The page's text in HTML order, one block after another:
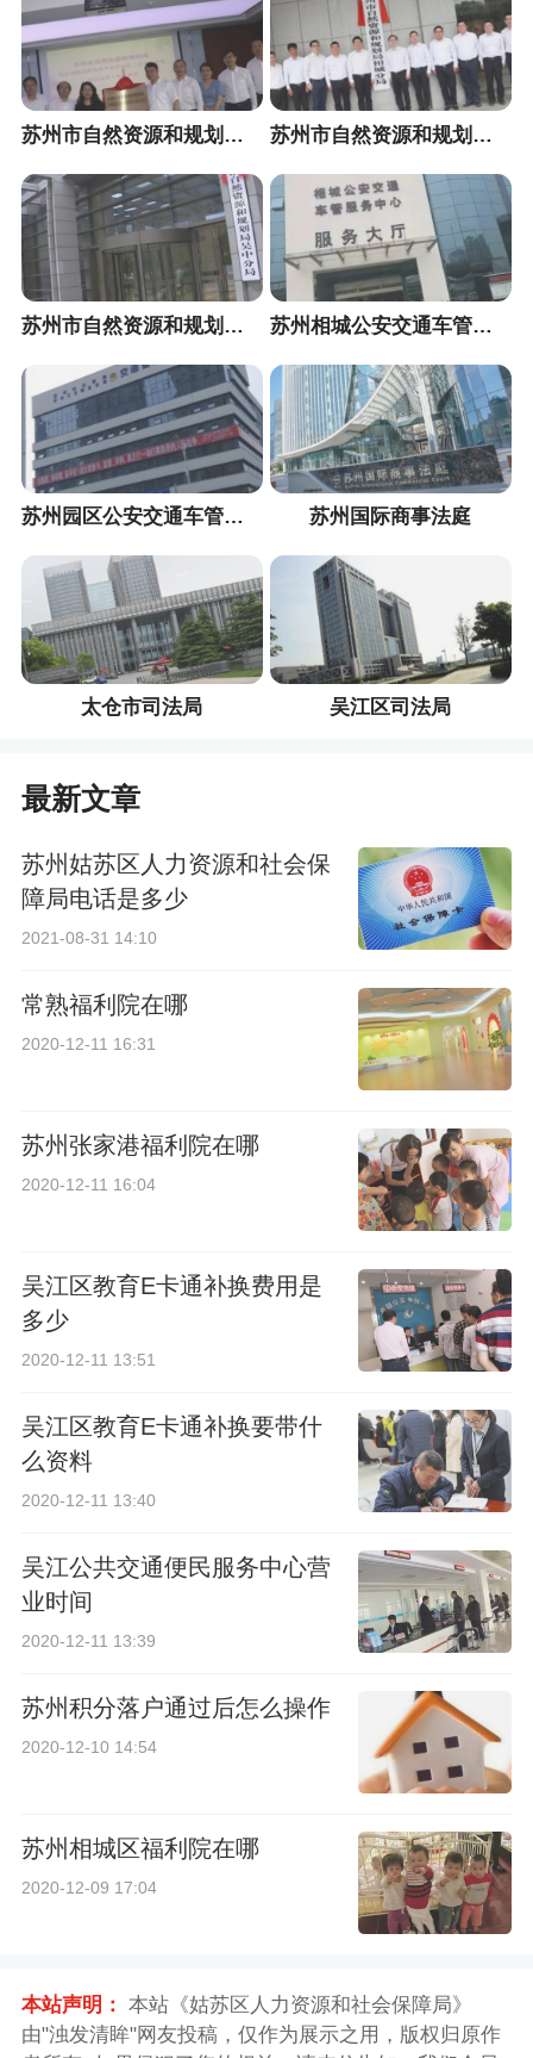
苏州市自然资源和规划局高新区分局 苏州市自然资源和规划局相城分局
苏州市自然资源和规划局吴中分局 苏州相城公安交通车管服务中心
苏州园区公安交通车管服务中心 苏州国际商事法庭
太仓市司法局 吴江区司法局
最新文章
苏州姑苏区人力资源和社会保
障局电话是多少
2021-08-31 14:10
常熟福利院在哪
2020-12-11 16:31
苏州张家港福利院在哪
2020-12-11 16:04
吴江区教育E卡通补换费用是
多少
2020-12-11 13:51
吴江区教育E卡通补换要带什
么资料
2020-12-11 13:40
吴江公共交通便民服务中心营
业时间
2020-12-11 13:39
苏州积分落户通过后怎么操作
2020-12-10 14:54
苏州相城区福利院在哪
2020-12-09 17:04
本站声明： 本站《姑苏区人力资源和社会保障局》
由"浊发清眸"网友投稿，仅作为展示之用，版权归原作